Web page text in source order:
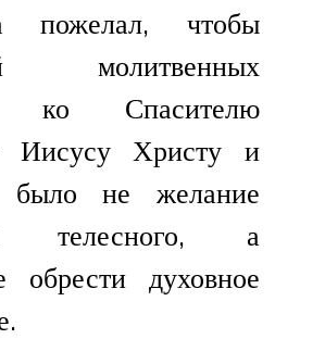
пожелал, чтобы
молитвенных
ко Спасителю
Иисусу Христу и
было не желание
телесного, а
обрести духовное